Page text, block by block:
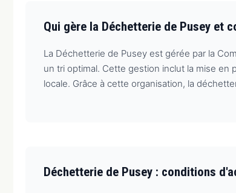
Qui gère la Déchetterie de Pusey et
La Déchetterie de Pusey est gérée par la
un tri optimal. Cette gestion inclut la mise
locale. Grâce à cette organisation, la
Déchetterie de Pusey : conditions